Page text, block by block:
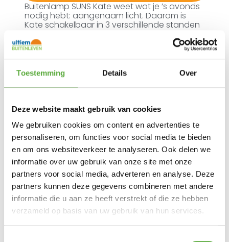
Toestemming Details Over
Deze website maakt gebruik van cookies
We gebruiken cookies om content en advertenties te
personaliseren, om functies voor social media te bieden
en om ons websiteverkeer te analyseren. Ook delen we
informatie over uw gebruik van onze site met onze
partners voor social media, adverteren en analyse. Deze
partners kunnen deze gegevens combineren met andere
informatie die u aan ze heeft verstrekt of die ze hebben
verzameld op basis van uw gebruik van hun services.
Buitenlamp SUNS Kate weet wat je ’s avonds
nodig hebt: aangenaam licht. Daarom is
Kate schakelbaar in 3 verschillende standen
hem nodig hebt. Op de vloer, op een tafel of
buitenkast.
Net als de andere lampen van de Mr. & Mrs.
Solar series haalt Kate zijn energie uit de zon
en geeft tot wel 18 uur licht. SUNS Kate kun je
van de bijgeleverde USB-C kabel. De
lamp/solar-module is ook los verkrijgbaar.
Kate is dankzij zijn hoogwaardige materialen
weerbestendig en leverbaar in 3 maten en 2
kleurstellingen.
Met deze buitenlamp en de andere lampen
uit de SUNS collectie, heb je geen
stroomvoorziening in de tuin meer nodig.
Hiermee maak je compleet draadloos je
ideale lichtplan voor je tuin en terras.